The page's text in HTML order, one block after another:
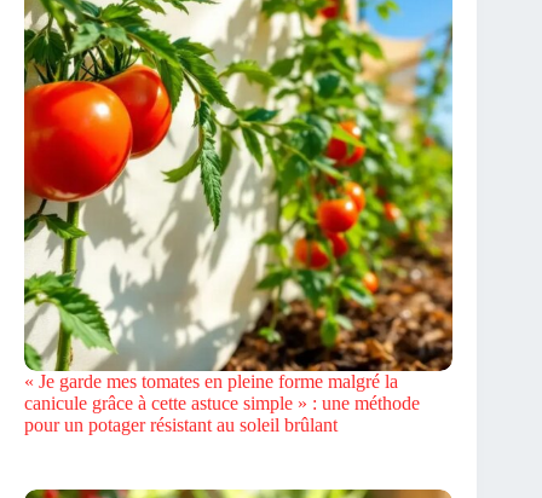
« Je garde mes tomates en pleine forme malgré la
canicule grâce à cette astuce simple » : une méthode
pour un potager résistant au soleil brûlant